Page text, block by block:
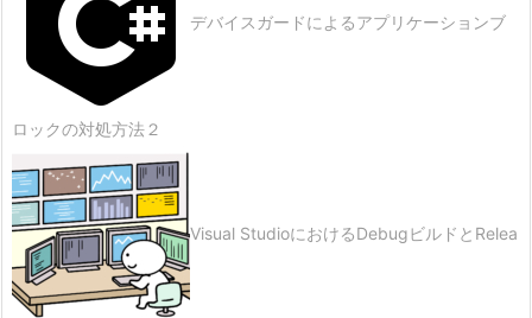
デバイスガードによるアプリケーションブ
ロックの対処方法２
Visual StudioにおけるDebugビルドとRelea